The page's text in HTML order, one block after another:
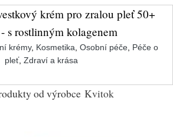
krém pro zralou pleť 50+
s rostlinným kolagenem
krémy, Kosmetika Osobní péče, Péče o
pleť, Zdraví a krása
od výrobce Kvitok